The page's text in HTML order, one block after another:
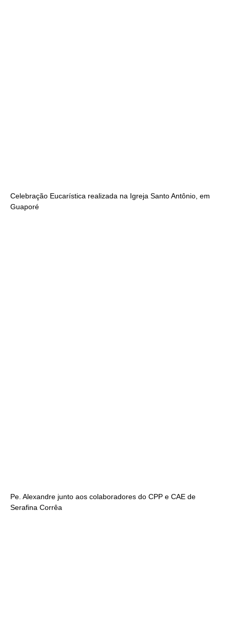
Celebração Eucarística realizada na Igreja Santo Antônio, em
Guaporé
Pe. Alexandre junto aos colaboradores do CPP e CAE de
Serafina Corrêa